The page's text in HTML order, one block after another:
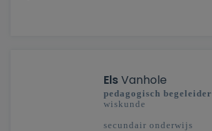
ElsVanhole
pedagogisch begeleider
wiskunde
secundair onderwijs